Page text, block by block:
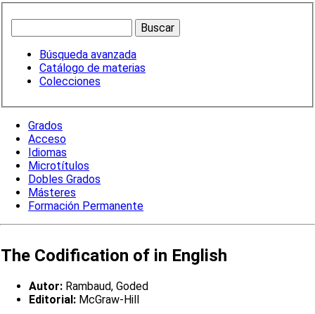
Búsqueda avanzada
Catálogo de materias
Colecciones
Grados
Acceso
Idiomas
Microtítulos
Dobles Grados
Másteres
Formación Permanente
The Codification of in English
Autor: Rambaud, Goded
Editorial: McGraw-Hill